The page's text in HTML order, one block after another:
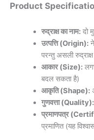
Product
रुद्राक्ष का नाम:दो
उत्पत्ति (Origin):
परन्तु असली रुद्राक्ष
आकार (Size):
बदल सकता है)
आकृति (Shape):
गुणवत्ता (Quality):
प्रमाणपत्र
प्रमाणित (यह